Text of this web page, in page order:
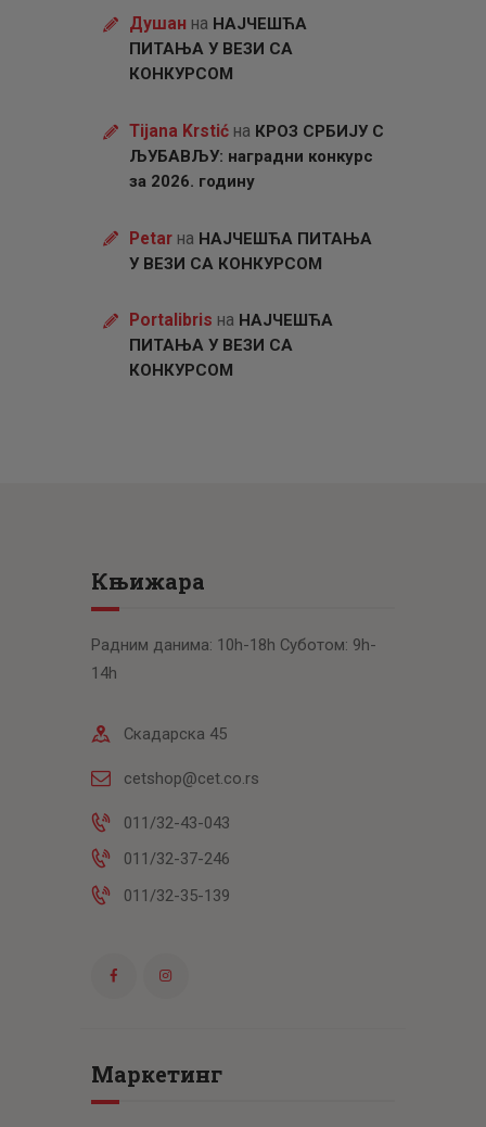
Душан на НАЈЧЕШЋА
ПИТАЊА У ВЕЗИ СА
КОНКУРСОМ
Tijana Krstićна КРОЗ СРБИЈУ С
ЉУБАВЉУ: наградни конкурс
за 2026. годину
Petarна НАЈЧЕШЋА ПИТАЊА
У ВЕЗИ СА КОНКУРСОМ
Portalibris на НАЈЧЕШЋА
ПИТАЊА У ВЕЗИ СА
КОНКУРСОМ
Књижара
Радним данима: 10h-18h Суботом: 9h-
14h
Скадарска 45
cetshop@cet.co.rs
011/32-43-043
011/32-37-246
011/32-35-139
Маркетинг